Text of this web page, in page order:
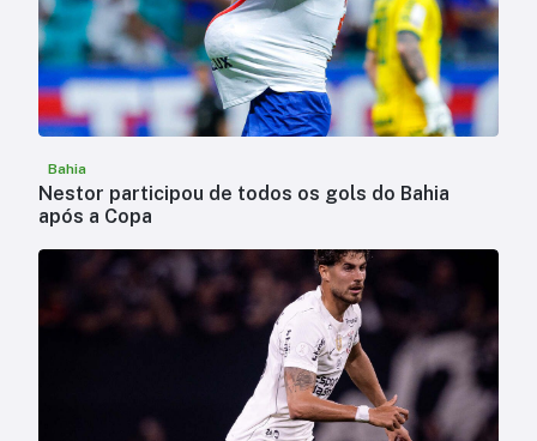
Bahia
Nestor participou de todos os gols do Bahia
após a Copa